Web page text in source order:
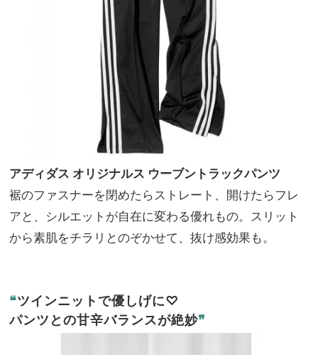
アディダス オリジナルス ウーブントラックパンツ
裾のファスナーを閉めたらストレート、開けたらフレ
アと、シルエットが自在に変わる優れもの。スリット
から素肌をチラリとのぞかせて、抜け感効果も。
❝ツインニットで優しげに♡
パンツとの甘辛バランスが絶妙❞